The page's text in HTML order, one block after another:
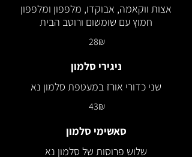
אצות ווקאמה, אבוקדו, מלפפון ומלפפון
חמוץ עם שומשום ורוטב הבית
‏28 ‏₪
ניגירי סלמון
שני כדורי אורז במעטפת סלמון נא
‏43 ‏₪
סאשימי סלמון
שלוש פרוסות של סלמון נא